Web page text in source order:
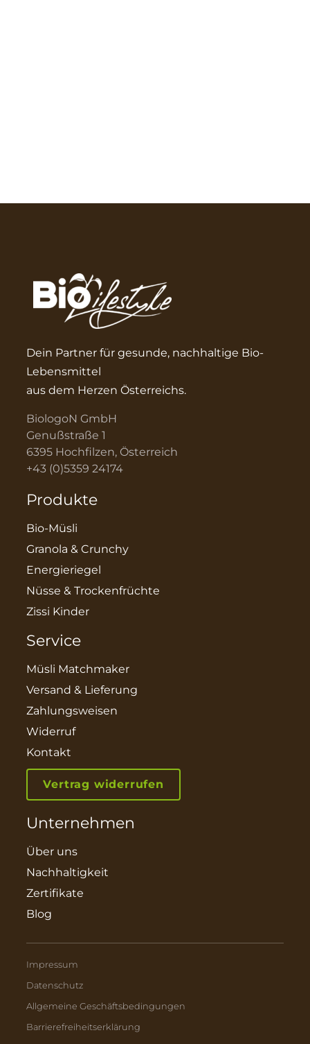
Dein Partner für gesunde, nachhaltige Bio-
Lebensmittel
aus dem Herzen Österreichs.
BiologoN GmbH
Genußstraße 1
6395 Hochfilzen, Österreich
+43 (0)5359 24174
Produkte
Bio-Müsli
Granola & Crunchy
Energieriegel
Nüsse & Trockenfrüchte
Zissi Kinder
Service
Müsli Matchmaker
Versand & Lieferung
Zahlungsweisen
Widerruf
Kontakt
Vertrag widerrufen
Unternehmen
Über uns
Nachhaltigkeit
Zertifikate
Blog
Impressum
Datenschutz
Allgemeine Geschäftsbedingungen
Barrierefreiheitserklärung